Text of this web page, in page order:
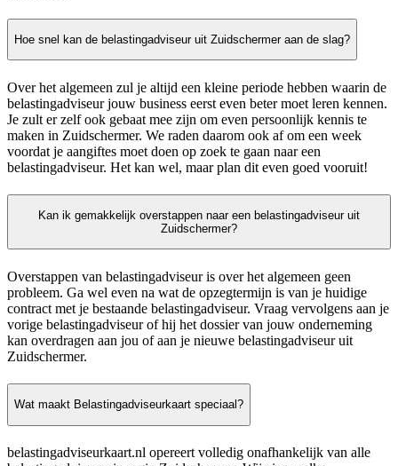
Hoe snel kan de belastingadviseur uit Zuidschermer aan de slag?
Over het algemeen zul je altijd een kleine periode hebben waarin de
belastingadviseur jouw business eerst even beter moet leren kennen.
Je zult er zelf ook gebaat mee zijn om even persoonlijk kennis te
maken in Zuidschermer. We raden daarom ook af om een week
voordat je aangiftes moet doen op zoek te gaan naar een
belastingadviseur. Het kan wel, maar plan dit even goed vooruit!
Kan ik gemakkelijk overstappen naar een belastingadviseur uit
Zuidschermer?
Overstappen van belastingadviseur is over het algemeen geen
probleem. Ga wel even na wat de opzegtermijn is van je huidige
contract met je bestaande belastingadviseur. Vraag vervolgens aan je
vorige belastingadviseur of hij het dossier van jouw onderneming
kan overdragen aan jou of aan je nieuwe belastingadviseur uit
Zuidschermer.
Wat maakt Belastingadviseurkaart speciaal?
belastingadviseurkaart.nl opereert volledig onafhankelijk van alle